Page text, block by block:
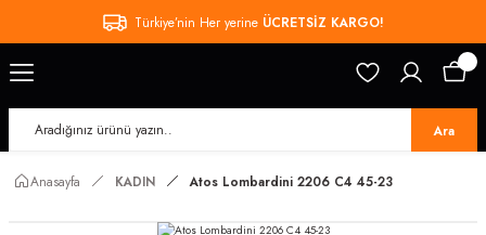
Türkiye’nin Her yerine ÜCRETSİZ KARGO!
Ara
Anasayfa KADIN Atos Lombardini 2206 C4 45-23